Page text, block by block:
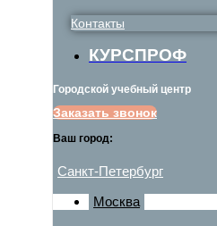
Контакты
КУРСПРОФ
Городской учебный центр
Заказать звонок
Ваш город:
Санкт-Петербург
Москва